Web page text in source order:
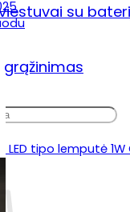
su
„Lumiz“
& grąžinimas
grąžinimas
LED tipo lemputė